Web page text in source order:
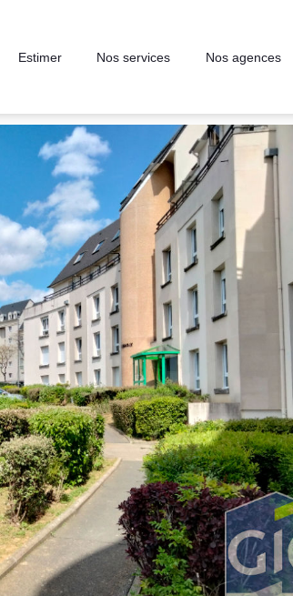
Estimer Nos services Nos agences